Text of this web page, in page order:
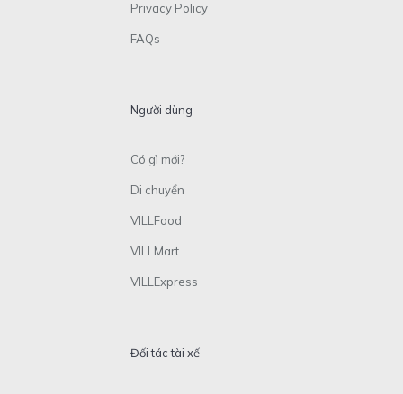
Privacy Policy
FAQs
Người dùng
Có gì mới?
Di chuyển
VILLFood
VILLMart
VILLExpress
Đối tác tài xế